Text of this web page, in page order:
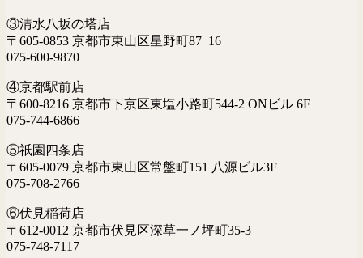
③清水八坂の塔店
〒605-0853 京都市東山区星野町87ｰ16
075-600-9870
④京都駅前店
〒600-8216 京都市下京区東塩小路町544-2 ONビル 6F
075-744-6866
⑤祇園四条店
〒605-0079 京都市東山区常盤町151 八源ビル3F
075-708-2766
⑥伏見稲荷店
〒612-0012 京都市伏見区深草一ノ坪町35-3
075-748-7117